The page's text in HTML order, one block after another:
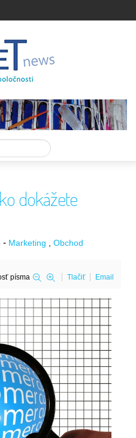
dokážete
- Marketing Obchod
písma Tlačiť Email